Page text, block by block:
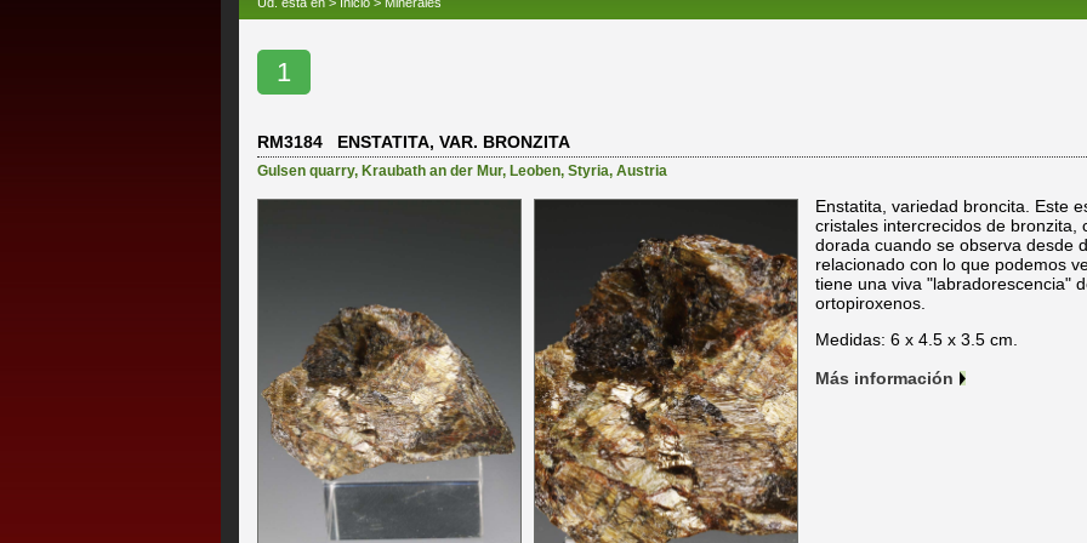
1
RM3184 ENSTATITA, VAR. BRONZITA
Gulsen quarry, Kraubath an der Mur, Leoben, Styria, Austria
Enstatita, variedad broncita. Este
cristales intercrecidos de bronzita,
dorada cuando se observa desde
relacionado con lo que podemos
tiene una viva "labradorescencia"
ortopiroxenos.
Medidas: 6 x 4.5 x 3.5 cm.
Más información